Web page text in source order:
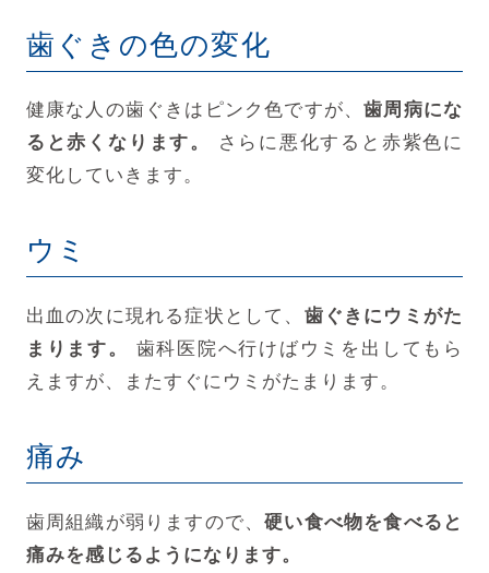
歯ぐきの色の変化
健康な人の歯ぐきはピンク色ですが、歯周病にな
ると赤くなります。
さらに悪化すると赤紫色に
変化していきます。
ウミ
出血の次に現れる症状として、 歯ぐきにウミがた
まります。
歯科医院へ行けばウミを出してもら
えますが、またすぐにウミがたまります。
痛み
歯周組織が弱りますので、硬い食べ物を食べると
痛みを感じるようになります。